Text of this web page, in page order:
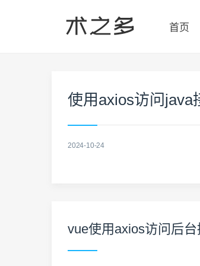
首页
使用axios访问java
2024-10-24
vue使用axios访问后台